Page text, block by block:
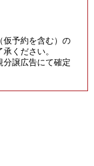
仮予約を含む）の
ください。
分譲広告にて確定